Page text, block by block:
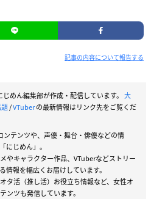
記事の内容について報告する
じめん編集部が作成・配信しています。 大
/VTuberの最新情報はリンク先をご覧くだ
テンツや、声優・舞台・俳優などの情
にじめん」。
やキャラクター作品、VTuberなどストリー
情報を幅広くお届けしています。
タ活（推し活）お役立ち情報など、女性オ
ンツも発信しています。